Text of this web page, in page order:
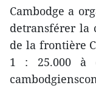
Cambodge a
detransférer la
de la frontière
1 : 25.000 à